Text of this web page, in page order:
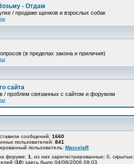
- Отдам
/ продаже щенков и взрослых собак
(в пределах закона и приличия)
сайта
/ проблем связанных с сайтом и форумом
сообщений: 1660
пользователей: 841
пользователь: MarcelaR
форуме: 1
, из них зарегистрированных: 0,
(10) здесь было 04/08/2006 09:03